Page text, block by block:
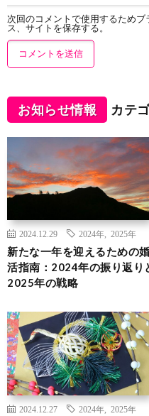
次回のコメントで使用するため
ス、サイトを保存する。
お知らせ情報 カテ
2024.12.29 2024年 2025年
新たな一年を迎えるための婚
活指南：2024年の振り返り
2025年の戦略
2024.12.27 2024年 2025年